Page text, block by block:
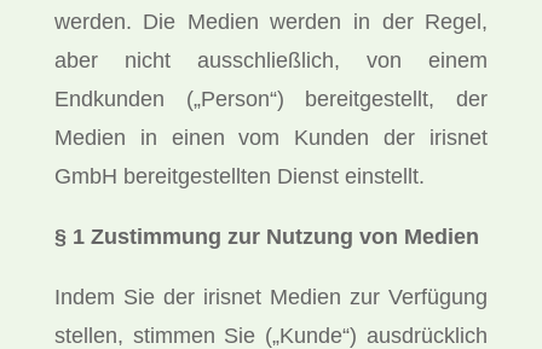
werden. Die Medien werden in der Regel,
aber nicht ausschließlich, von einem
Endkunden („Person“) bereitgestellt, der
Medien in einen vom Kunden der irisnet
GmbH bereitgestellten Dienst einstellt.
§ 1 Zustimmung zur Nutzung von Medien
Indem Sie der irisnet Medien zur Verfügung
stellen, stimmen Sie („Kunde“) ausdrücklich